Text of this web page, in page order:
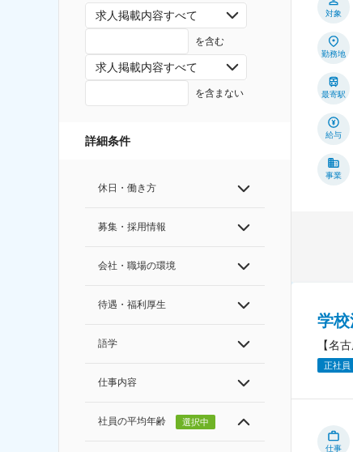
求人掲載内容すべて
を含む
求人掲載内容すべて
を含まない
詳細条件
休日・働き方
募集・採用情報
会社・職場の環境
待遇・福利厚生
語学
仕事内容
社員の平均年齢 選択中
対象
勤務地
最寄駅
給与
事業
学校
【名
正社員
仕事